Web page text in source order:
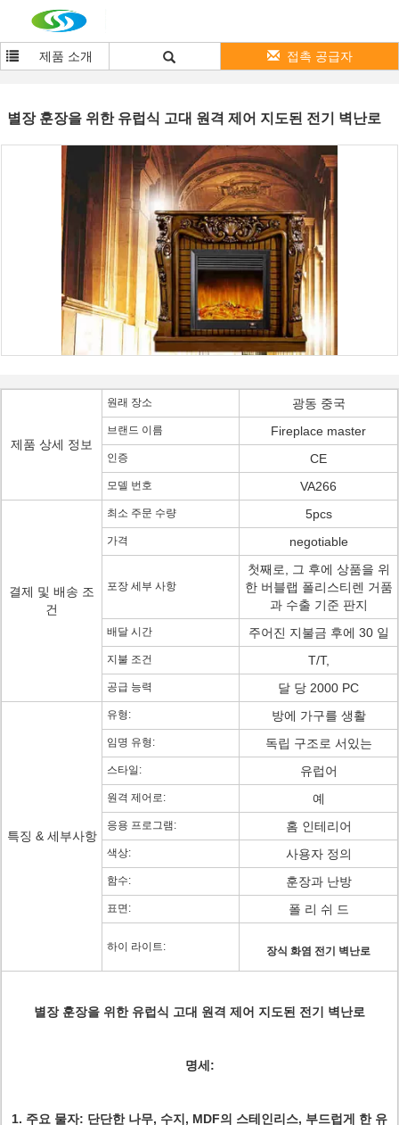
제품 소개 접촉 공급자
별장 훈장을 위한 유럽식 고대 원격 제어 지도된 전기 벽난로
제품 상세 정보
원래 장소 광동 중국
브랜드 이름 Fireplace master
인증 CE
모델 번호 VA266
결제 및 배송 조
건
최소 주문 수량 5pcs
가격 negotiable
포장 세부 사항
첫째로, 그 후에 상품을 위
한 버블랩 폴리스티렌 거품
과 수출 기준 판지
배달 시간 주어진 지불금 후에 30 일
지불 조건 T/T,
공급 능력 달 당 2000 PC
특징 & 세부사항
유형: 방에 가구를 생활
임명 유형: 독립 구조로 서있는
스타일: 유럽어
원격 제어로: 예
응용 프로그램: 홈 인테리어
색상: 사용자 정의
함수: 훈장과 난방
표면: 폴 리 쉬 드
하이 라이트: 장식 화염 전기 벽난로
별장 훈장을 위한 유럽식 고대 원격 제어 지도된 전기 벽난로
명세:
1. 주요 물자: 단단한 나무, 수지, MDF의 스테인리스, 부드럽게 한 유